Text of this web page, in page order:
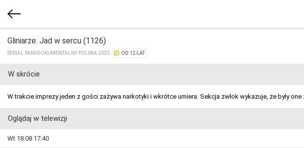
Gliniarze: Jad w sercu (1126)
SERIAL PARADOKUMENTALNY POLSKA 2025 OD 12 LAT
W skrócie
W trakcie imprezy jeden z gości zażywa narkotyki i wkrótce umiera. Sekcja zwłok wykazuje, że były
Oglądaj w telewizji
Wt 18.08 17:40